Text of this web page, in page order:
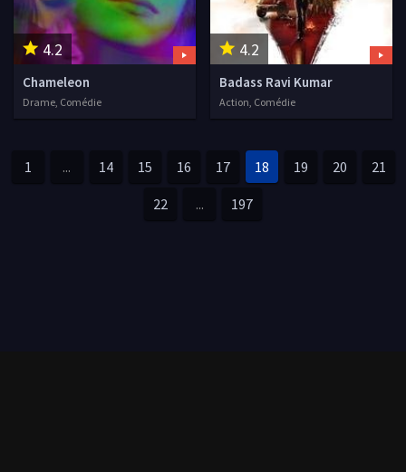
4.2
Chameleon
Drame, Comédie
4.2
Badass Ravi Kumar
Action, Comédie
1 ... 14 15 16 17 18 19 20 21
22 ... 197